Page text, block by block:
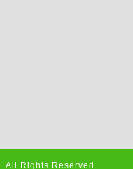
. All Rights Reserved.